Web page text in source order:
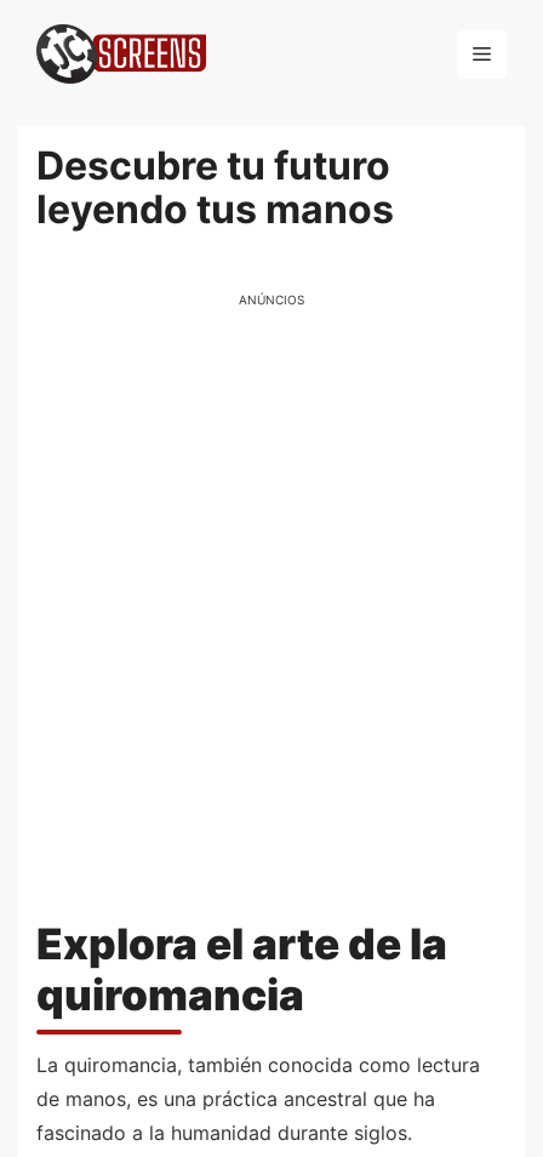
para
Menu
Descubre tu futuro
leyendo tus manos
ANÚNCIOS
Explora el arte de la
quiromancia
La quiromancia, también conocida como lectura
de manos, es una práctica ancestral que ha
fascinado a la humanidad durante siglos.